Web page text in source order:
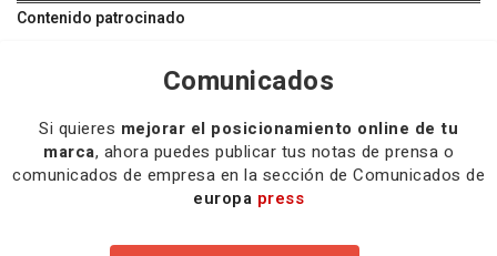
Contenido patrocinado
Comunicados
Si quieres mejorar el posicionamiento online de tu
marca, ahora puedes publicar tus notas de prensa o
comunicados de empresa en la sección de Comunicados de
europa press